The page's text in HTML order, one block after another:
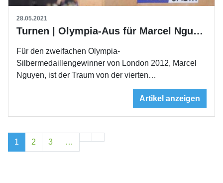
28.05.2021
Turnen | Olympia-Aus für Marcel Nguyen
Für den zweifachen Olympia-
Silbermedaillengewinner von London 2012, Marcel
Nguyen, ist der Traum von der vierten…
Artikel anzeigen
1 2 3 …